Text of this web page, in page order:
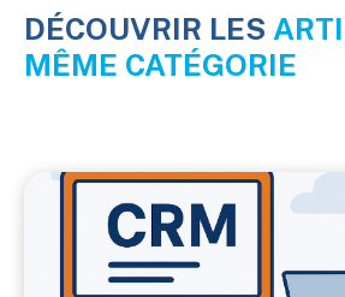
DÉCOUVRIR LES
MÊME CATÉGORIE